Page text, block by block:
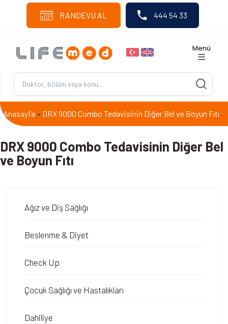
RANDEVU AL 444 54 33
Menü
DRX 9000 Combo Tedavisinin Diğer Bel
ve Boyun Fıtı
Anasayfa » DRX 9000 Combo Tedavisinin Diğer Bel ve Boyun Fıtı
Ağız ve Diş Sağlığı
Beslenme & Diyet
Check Up
Çocuk Sağlığı ve Hastalıkları
Dahiliye